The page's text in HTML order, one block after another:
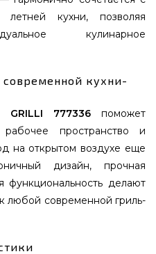
летней кухни, позволяя
кулинарное
кухни-
GRILLI 777336поможет
рабочее пространство и
на открытом воздухе еще
дизайн, прочная
функциональность делают
любой современной гриль-